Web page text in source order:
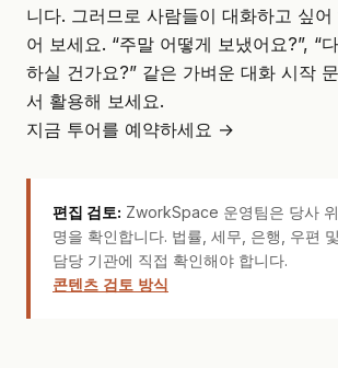
니다. 그러므로 사람들이 대화하고 싶
어 보세요. “주말 어떻게 보냈어요?”, “
하실 건가요?” 같은 가벼운 대화 시작
서 활용해 보세요.
지금 투어를 예약하세요 →
편집 검토: ZworkSpace 운영팀은 당사
명을 확인합니다. 법률, 세무, 은행, 우편
담당 기관에 직접 확인해야 합니다.
콘텐츠 검토 방식